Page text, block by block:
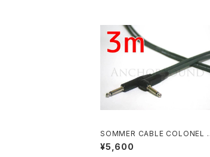
SOMMER CABLE COLONEL I
NCREDIBLE NEUTRIKニッケル
プラグ S-L 3m
¥5,600